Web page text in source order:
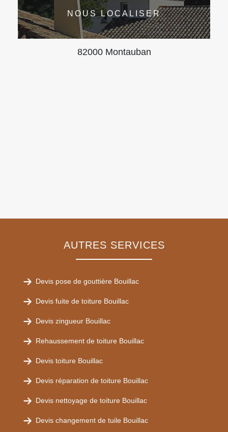
NOUS LOCALISER
82000 Montauban
AUTRES SERVICES
Devis pose de gouttière Bouillac
Devis fuite de toiture Bouillac
Devis zingueur Bouillac
Rehaussement de toiture Bouillac
Devis toiture Bouillac
Devis réparation de toiture Bouillac
Devis nettoyage de toiture Bouillac
Devis changement de tuile Bouillac